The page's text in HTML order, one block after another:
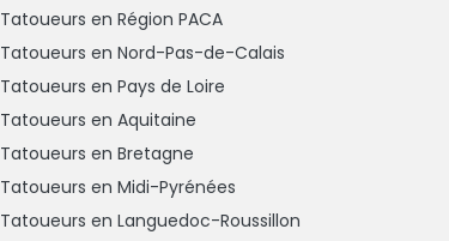
Tatoueurs en Région PACA
Tatoueurs en Nord-Pas-de-Calais
Tatoueurs en Pays de Loire
Tatoueurs en Aquitaine
Tatoueurs en Bretagne
Tatoueurs en Midi-Pyrénées
Tatoueurs en Languedoc-Roussillon